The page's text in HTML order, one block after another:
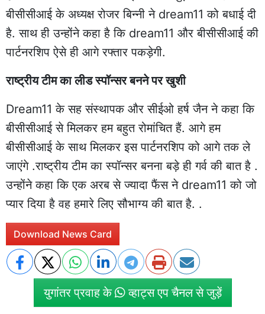
बीसीसीआई के अध्यक्ष रोजर बिन्नी ने dream11 को बधाई दी
है. साथ ही उन्होंने कहा है कि dream11 और बीसीसीआई की
पार्टनरशिप ऐसे ही आगे रफ्तार पकड़ेगी.
राष्ट्रीय टीम का लीड स्पॉन्सर बनने पर खुशी
Dream11 के सह संस्थापक और सीईओ हर्ष जैन ने कहा कि
बीसीसीआई से मिलकर हम बहुत रोमांचित हैं. आगे हम
बीसीसीआई के साथ मिलकर इस पार्टनरशिप को आगे तक ले
जाएंगे .राष्ट्रीय टीम का स्पॉन्सर बनना बड़े ही गर्व की बात है .
उन्होंने कहा कि एक अरब से ज्यादा फैंस ने dream11 को जो
प्यार दिया है वह हमारे लिए सौभाग्य की बात है. .
Download News Card
युगांतर प्रवाह के व्हाट्स एप चैनल से जुड़ें